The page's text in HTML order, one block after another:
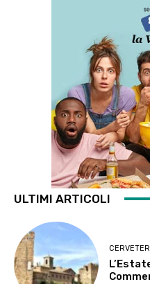
ULTIMI ARTICOLI
CERVETERI